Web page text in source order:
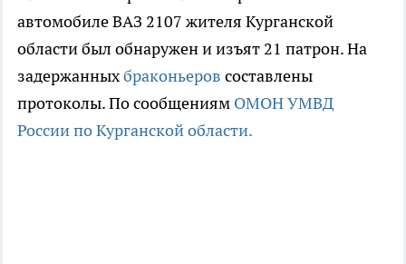
автомобиле ВАЗ 2107 жителя Курганской
области был обнаружен и изъят 21 патрон. На
задержанныхбраконьеров составлены
протоколы. По сообщениям ОМОН УМВД
России по Курганской области.